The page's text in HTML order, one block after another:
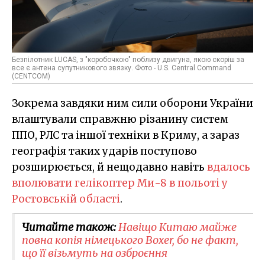
Безпілотник LUCAS, з "коробочкою" поблизу двигуна, якою скоріш за
все є антена супутникового звязку. Фото - U.S. Central Command
(CENTCOM)
Зокрема завдяки ним сили оборони України
влаштували справжню різанину систем
ППО, РЛС та іншої техніки в Криму, а зараз
географія таких ударів поступово
розширюється, й нещодавно навіть вдалось
вполювати гелікоптер Ми-8 в польоті у
Ростовській області.
Читайте також:Навіщо Китаю майже
повна копія німецького Boxer, бо не факт,
що її візьмуть на озброєння